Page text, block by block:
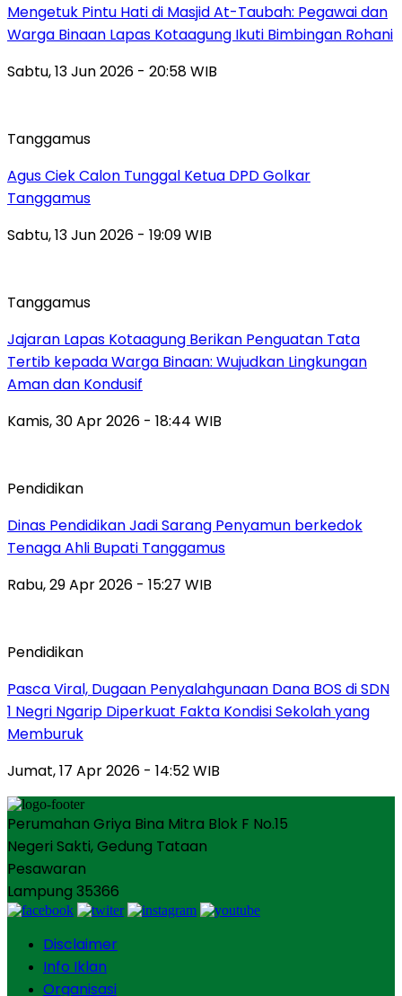
Mengetuk Pintu Hati di Masjid At-Taubah: Pegawai dan
Warga Binaan Lapas Kotaagung Ikuti Bimbingan Rohani
Sabtu, 13 Jun 2026 - 20:58 WIB
Tanggamus
Agus Ciek Calon Tunggal Ketua DPD Golkar
Tanggamus
Sabtu, 13 Jun 2026 - 19:09 WIB
Tanggamus
Jajaran Lapas Kotaagung Berikan Penguatan Tata
Tertib kepada Warga Binaan: Wujudkan Lingkungan
Aman dan Kondusif
Kamis, 30 Apr 2026 - 18:44 WIB
Pendidikan
Dinas Pendidikan Jadi Sarang Penyamun berkedok
Tenaga Ahli Bupati Tanggamus
Rabu, 29 Apr 2026 - 15:27 WIB
Pendidikan
Pasca Viral, Dugaan Penyalahgunaan Dana BOS di SDN
1 Negri Ngarip Diperkuat Fakta Kondisi Sekolah yang
Memburuk
Jumat, 17 Apr 2026 - 14:52 WIB
Perumahan Griya Bina Mitra Blok F No.15
Negeri Sakti, Gedung Tataan
Pesawaran
Lampung 35366
Disclaimer
Info Iklan
Organisasi